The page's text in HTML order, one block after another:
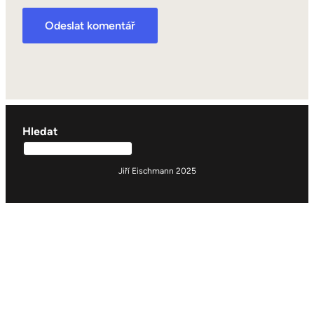
Hledat
Jiří Eischmann 2025